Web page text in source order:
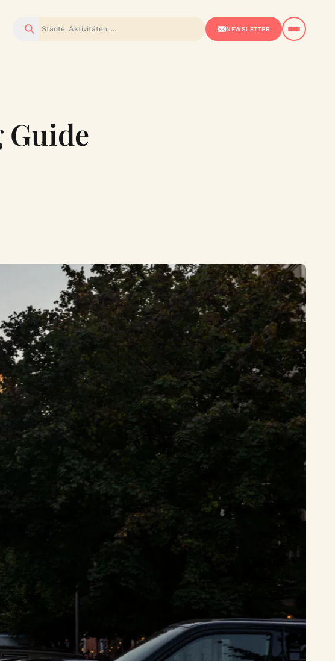
Suchen NEWSLETTER
Guide